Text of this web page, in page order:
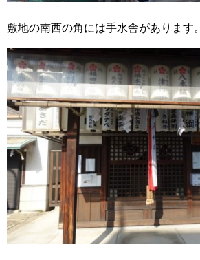
敷地の南西の角には手水舎があります。